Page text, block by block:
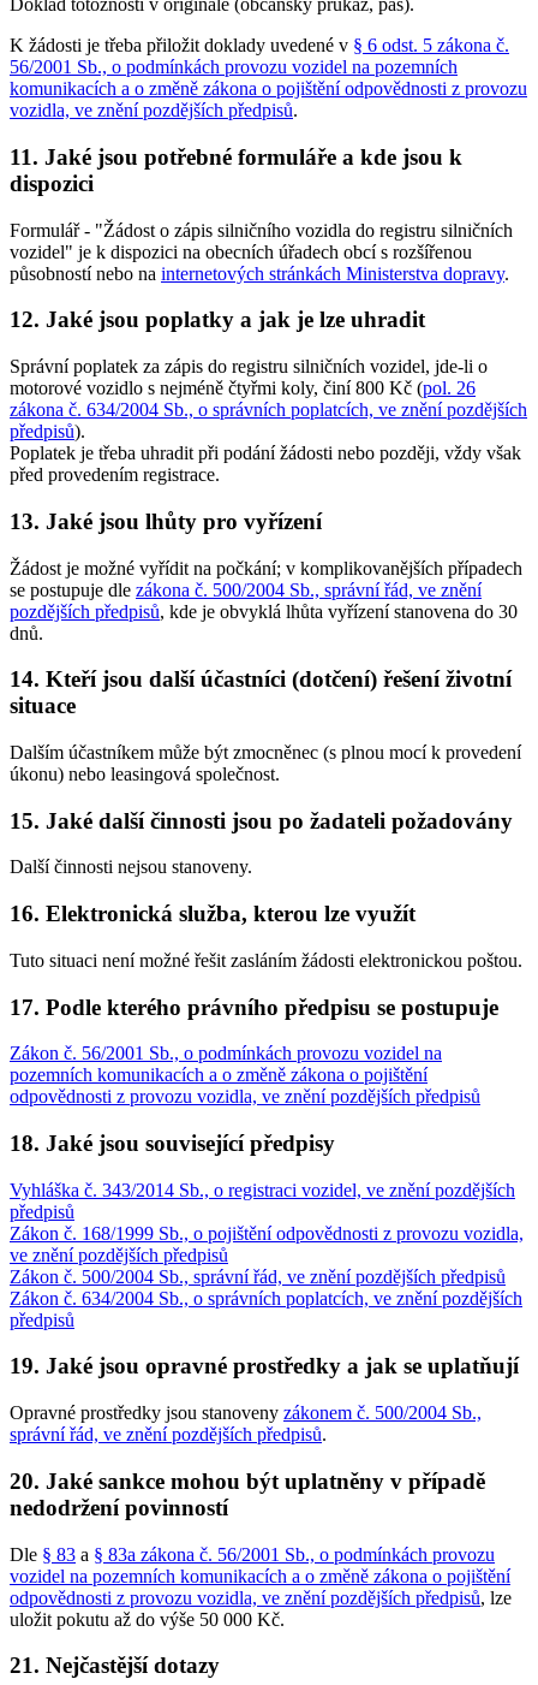
Doklad totožnosti v originále (občanský průkaz, pas).
K žádosti je třeba přiložit doklady uvedené v § 6 odst. 5 zákona č.
56/2001 Sb., o podmínkách provozu vozidel na pozemních
komunikacích a o změně zákona o pojištění odpovědnosti z provozu
vozidla, ve znění pozdějších předpisů.
11. Jaké jsou potřebné formuláře a kde jsou k
dispozici
Formulář - "Žádost o zápis silničního vozidla do registru silničních
vozidel" je k dispozici na obecních úřadech obcí s rozšířenou
působností nebo na internetových stránkách Ministerstva dopravy.
12. Jaké jsou poplatky a jak je lze uhradit
Správní poplatek za zápis do registru silničních vozidel, jde-li o
motorové vozidlo s nejméně čtyřmi koly, činí800 Kč (pol. 26
zákona č. 634/2004 Sb., o správních poplatcích, ve znění pozdějších
předpisů).
Poplatek je třeba uhradit při podání žádosti nebo později, vždy však
před provedením registrace.
13. Jaké jsou lhůty pro vyřízení
Žádost je možné vyřídit na počkání; v komplikovanějších případech
se postupuje dle zákona č. 500/2004 Sb., správní řád, ve znění
pozdějších předpisů, kde je obvyklá lhůta vyřízení stanovena do 30
dnů.
14. Kteří jsou další účastníci (dotčení) řešení životní
situace
Dalším účastníkem může být zmocněnec (s plnou mocí k provedení
úkonu) nebo leasingová společnost.
15. Jaké další činnosti jsou po žadateli požadovány
Další činnosti nejsou stanoveny.
16. Elektronická služba, kterou lze využít
Tuto situaci není možné řešit zasláním žádosti elektronickou poštou.
17. Podle kterého právního předpisu se postupuje
Zákon č. 56/2001 Sb., o podmínkách provozu vozidel na
pozemních komunikacích a o změně zákona o pojištění
odpovědnosti z provozu vozidla, ve znění pozdějších předpisů
18. Jaké jsou související předpisy
Vyhláška č. 343/2014 Sb., o registraci vozidel, ve znění pozdějších
předpisů
Zákon č. 168/1999 Sb., o pojištění odpovědnosti z provozu vozidla,
ve znění pozdějších předpisů
Zákon č. 500/2004 Sb., správní řád, ve znění pozdějších předpisů
Zákon č. 634/2004 Sb., o správních poplatcích, ve znění pozdějších
předpisů
19. Jaké jsou opravné prostředky a jak se uplatňují
Opravné prostředky jsou stanoveny zákonem č. 500/2004 Sb.,
správní řád, ve znění pozdějších předpisů.
20. Jaké sankce mohou být uplatněny v případě
nedodržení povinností
Dle § 83 a § 83a zákona č. 56/2001 Sb., o podmínkách provozu
vozidel na pozemních komunikacích a o změně zákona o pojištění
odpovědnosti z provozu vozidla, ve znění pozdějších předpisů, lze
uložit pokutu až do výše 50 000 Kč.
21. Nejčastější dotazy